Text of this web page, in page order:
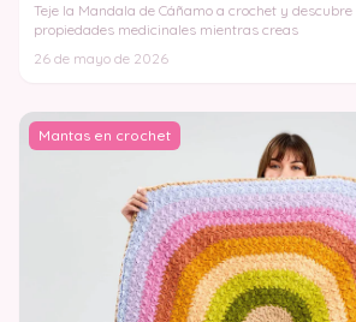
Teje la Mandala de Cáñamo a crochet y
propiedades medicinales mientras creas
26 de mayo de 2026
Mantas en crochet